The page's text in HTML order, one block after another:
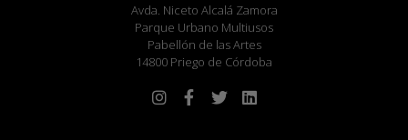
Avda. Niceto Alcalá Zamora
Parque Urbano Multiusos
Pabellón de las Artes
14800 Priego de Córdoba